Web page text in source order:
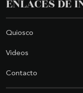
ENLACES DE
Quiosco
Videos
Contacto